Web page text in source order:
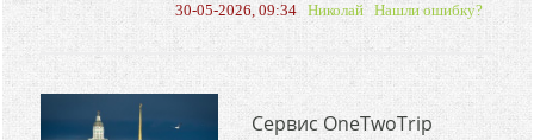
30-05-2026, 09:34 Николай Нашли ошибку?
Сервис OneTwoTrip